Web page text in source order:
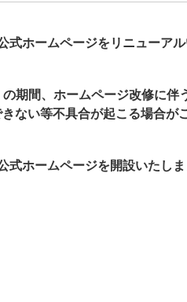
式ホームページをリニューアル
期間、ホームページ改修に
ない等不具合が起こる場合が
式ホームページを開設いたしま